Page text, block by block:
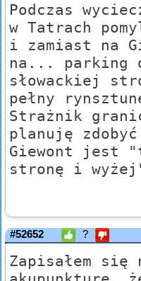
Podczas
w Tatrach
i zamiast na
na... parking
słowackiej
pełny
Strażnik
planuję
Giewont jest
stronę i
#52652 ?
Zapisałem się